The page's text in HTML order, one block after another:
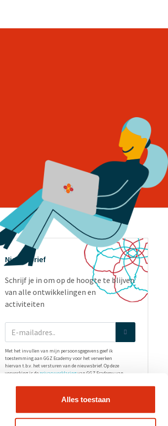
Alles toestaan
Nieuwsbrief
Schrijf je in om op de hoogte te blijven
van alle ontwikkelingen en
activiteiten
Met het invullen van mijn persoonsgegevens geef ik
toestemming aan GGZ Ecademy voor het verwerken
hiervan t.b.v. het versturen van de nieuwsbrief. Op deze
verwerking is de privacyverklaringvan GGZ Ecademy van